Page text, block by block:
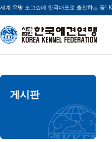
세계 유명 도그쇼에 한국대표로 출진하는 꿈!
게시판